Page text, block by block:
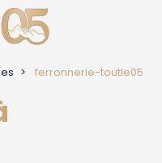
ferronnerie-toutle05